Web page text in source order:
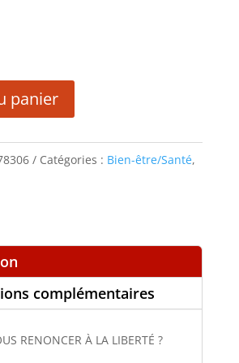
€.
8,00 €.
panier
Catégories : Bien-être/Santé,
complémentaires
RENONCER À LA LIBERTÉ ?